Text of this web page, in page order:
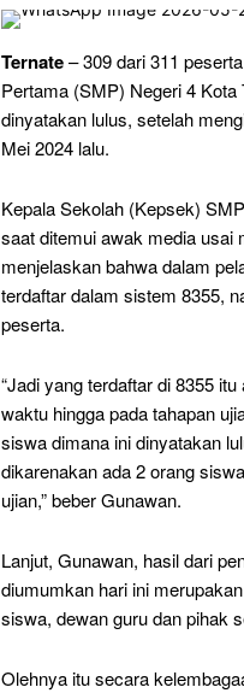
Ternate– 309 dari 311
Pertama (SMP) Negeri 4
dinyatakan lulus, setelah
Mei 2024 lalu.
Kepala Sekolah (Kepsek)
saat ditemui awak media usai
menjelaskan bahwa dalam
terdaftar dalam sistem 8355,
peserta.
“Jadi yang terdaftar di 8355
waktu hingga pada tahapan
siswa dimana ini dinyatakan
dikarenakan ada 2 orang
ujian,” beber Gunawan.
Lanjut, Gunawan, hasil dari
diumumkan hari ini
siswa, dewan guru dan pihak
Olehnya itu secara